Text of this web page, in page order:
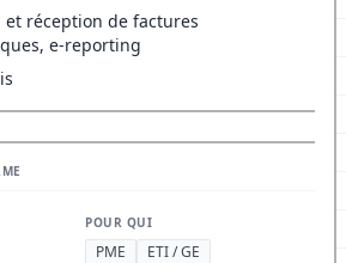
et réception de factures
e-reporting
POUR QUI
PME ETI / GE